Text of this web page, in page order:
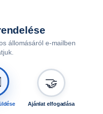
állomásáról e-mailben
🤝
Ajánlat elfogadása